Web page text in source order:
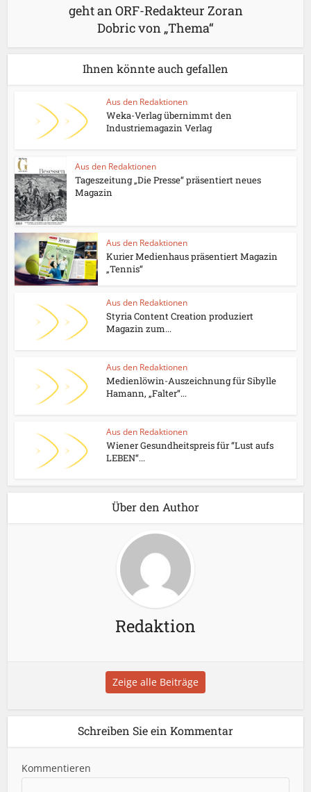
geht an ORF-Redakteur Zoran
Dobric von „Thema“
Ihnen könnte auch gefallen
Aus den Redaktionen
Weka-Verlag übernimmt den
Industriemagazin Verlag
Aus den Redaktionen
Tageszeitung „Die Presse“ präsentiert neues
Magazin
Aus den Redaktionen
Kurier Medienhaus präsentiert Magazin
„Tennis“
Aus den Redaktionen
Styria Content Creation produziert
Magazin zum...
Aus den Redaktionen
Medienlöwin-Auszeichnung für Sibylle
Hamann, „Falter“...
Aus den Redaktionen
Wiener Gesundheitspreis für “Lust aufs
LEBEN“...
Über den Author
Redaktion
Zeige alle Beiträge
Schreiben Sie ein Kommentar
Kommentieren